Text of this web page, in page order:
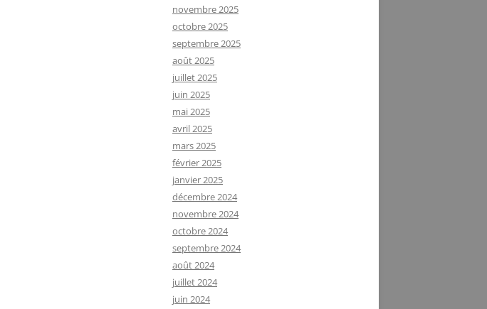
novembre 2025
octobre 2025
septembre 2025
août 2025
juillet 2025
juin 2025
mai 2025
avril 2025
mars 2025
février 2025
janvier 2025
décembre 2024
novembre 2024
octobre 2024
septembre 2024
août 2024
juillet 2024
juin 2024